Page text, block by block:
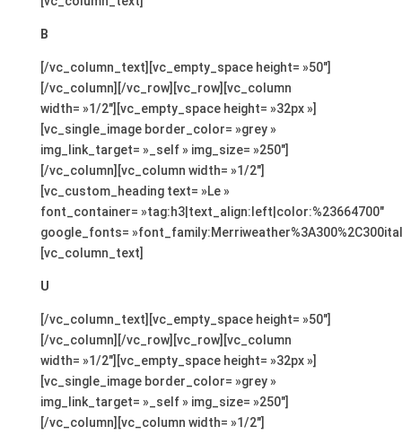
B
[/vc_column_text][vc_empty_space height= »50″]
[/vc_column][/vc_row][vc_row][vc_column
width= »1/2″][vc_empty_space height= »32px »]
[vc_single_image border_color= »grey »
img_link_target= »_self » img_size= »250″]
[/vc_column][vc_column width= »1/2″]
[vc_custom_heading text= »Le »
font_container= »tag:h3|text_align:left|color:%23664700″
google_fonts=
[vc_column_text]
U
[/vc_column_text][vc_empty_space height= »50″]
[/vc_column][/vc_row][vc_row][vc_column
width= »1/2″][vc_empty_space height= »32px »]
[vc_single_image border_color= »grey »
img_link_target= »_self » img_size= »250″]
[/vc_column][vc_column width= »1/2″]